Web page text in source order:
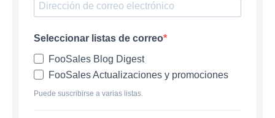
Seleccionar listas de correo
FooSales Blog Digest
FooSales Actualizaciones y promociones
Puede suscribirse a varias listas.